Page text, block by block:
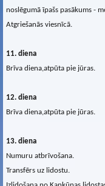
noslēgumā īpašs pasākums -
Atgriešanās viesnīcā.
11. diena
Brīva diena,atpūta pie jūras.
12. diena
Brīva diena,atpūta pie jūras.
13. diena
Numuru atbrīvošana.
Transfērs uz lidostu.